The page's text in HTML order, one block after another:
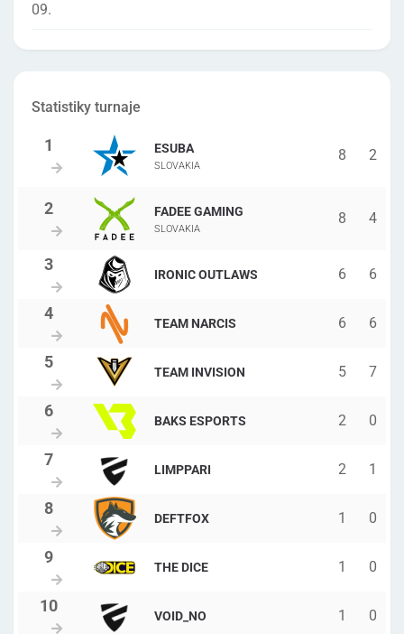
09.
Statistiky turnaje
ESUBA
SLOVAKIA
8 2
FADEE GAMING
SLOVAKIA
8 4
IRONIC OUTLAWS 6 6
TEAM NARCIS 6 6
TEAM INVISION 5 7
BAKS ESPORTS 2 0
LIMPPARI 2 1
DEFTFOX 1 0
THE DICE 1 0
VOID_NO 1 0